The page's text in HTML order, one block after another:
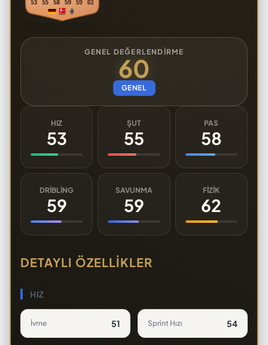
GENEL DEĞERLENDIRME
60
GENEL
HIZ
53
ŞUT
55
PAS
58
DRIBLING
59
SAVUNMA
59
FIZIK
62
DETAYLI ÖZELLIKLER
HIZ
İvme 51 Sprint Hızı 54